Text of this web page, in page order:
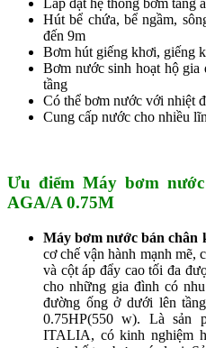
Lắp đặt hệ thống bơm tăng
Hút bể chứa, bể ngầm,
đến 9m
Bơm hút giếng khơi, giếng
Bơm nước sinh hoạt hộ gia
tầng
Có thể bơm nước với nhiệt
Cung cấp nước cho nhiều
Ưu điểm Máy bơm
AGA/A 0.75M
Máy bơm nước bán chân
cơ chế vận hành mạnh
và cột áp đẩy cao tối đa
cho những gia đình có
đường ống ở dưới lên
0.75HP(550 w). Là sản
ITALIA, có kinh nghiệm